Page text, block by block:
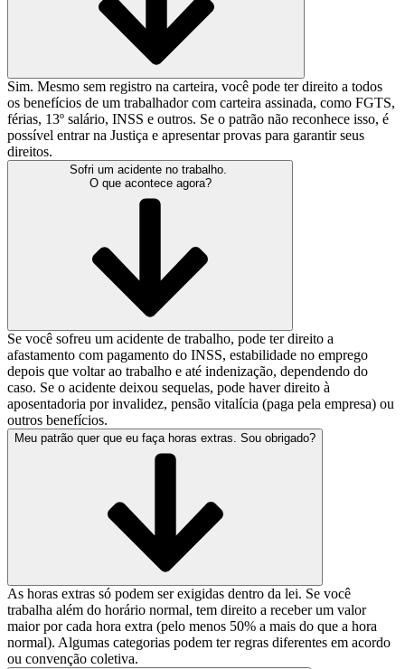
Sim. Mesmo sem registro na carteira, você pode ter direito a todos
os benefícios de um trabalhador com carteira assinada, como FGTS,
férias, 13º salário, INSS e outros. Se o patrão não reconhece isso, é
possível entrar na Justiça e apresentar provas para garantir seus
direitos.
Sofri um acidente no trabalho.
O que acontece agora?
Se você sofreu um acidente de trabalho, pode ter direito a
afastamento com pagamento do INSS, estabilidade no emprego
depois que voltar ao trabalho e até indenização, dependendo do
caso. Se o acidente deixou sequelas, pode haver direito à
aposentadoria por invalidez, pensão vitalícia (paga pela empresa) ou
outros benefícios.
Meu patrão quer que eu faça horas extras. Sou obrigado?
As horas extras só podem ser exigidas dentro da lei. Se você
trabalha além do horário normal, tem direito a receber um valor
maior por cada hora extra (pelo menos 50% a mais do que a hora
normal). Algumas categorias podem ter regras diferentes em acordo
ou convenção coletiva.